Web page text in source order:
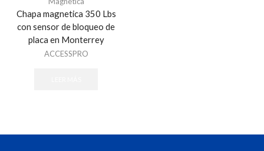
Chapa magnetica 350 Lbs
con sensor de bloqueo de
placa en Monterrey
ACCESSPRO